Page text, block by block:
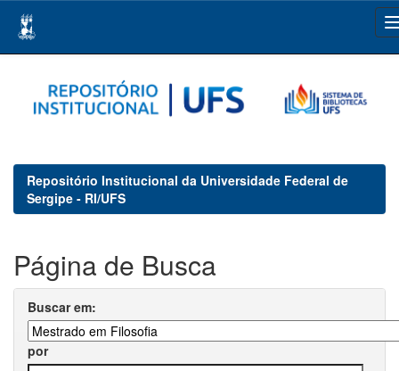
navigation
Repositório Institucional da Universidade Federal de
Sergipe - RI/UFS
Página de Busca
Buscar em:
por